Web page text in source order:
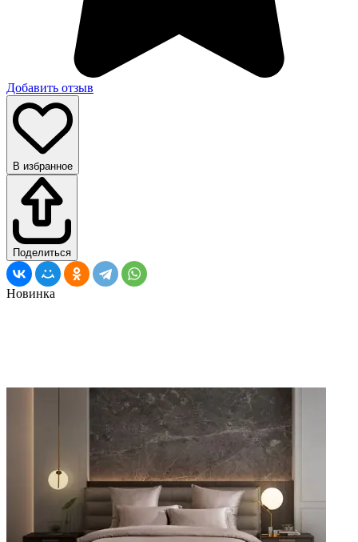
Добавить отзыв
В избранное
Поделиться
Новинка